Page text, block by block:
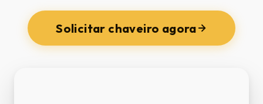
Solicitar chaveiro agora